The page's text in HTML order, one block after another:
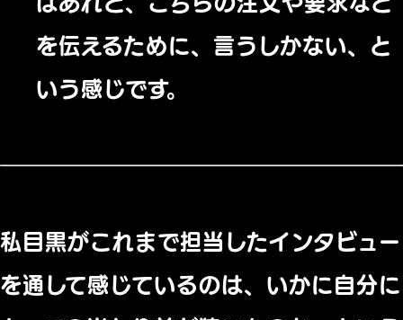
を伝えるために、言うしかない、と
いう感じです。
私目黒がこれまで担当したインタビュー
を通して感じているのは、いかに自分に